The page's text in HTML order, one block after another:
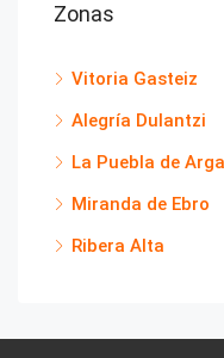
Zonas
Vitoria Gasteiz
Alegría Dulantzi
La Puebla de
Miranda de Ebro
Ribera Alta